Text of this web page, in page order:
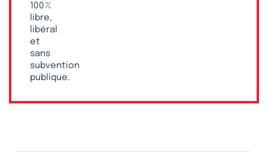
100 %
libre,
libéral
et
sans
subvention
publique.